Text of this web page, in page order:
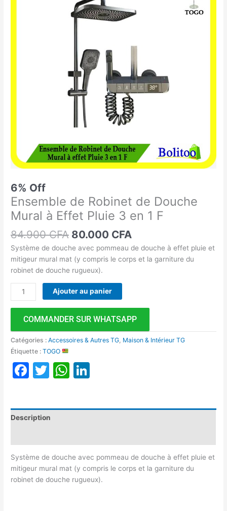
6% Off
Ensemble de Robinet de Douche
Mural à Effet Pluie 3 en 1 F
84.900CFA
84.900 CFA.
80.000 CFA
80.000 CFA.
Système de douche avec pommeau de douche à effet pluie et
mitigeur mural mat (y compris le corps et la garniture du
robinet de douche rugueux).
Ajouter au panier
COMMANDER SUR WHATSAPP
Catégories :Accessoires & Autres TG Maison & Intérieur TG
Étiquette :TOGO
Facebook
TwitterWhatsApp
Description
Système de douche avec pommeau de douche à effet pluie et
mitigeur mural mat (y compris le corps et la garniture du
robinet de douche rugueux).